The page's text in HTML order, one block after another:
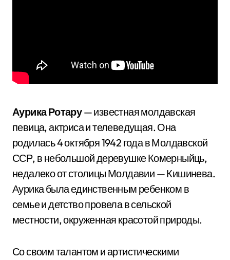
Аурика Ротару— известная молдавская
певица, актриса и телеведущая. Она
родилась 4 октября 1942 года в Молдавской
ССР, в небольшой деревушке Комерныйць,
недалеко от столицы Молдавии — Кишинева.
Аурика была единственным ребенком в
семье и детство провела в сельской
местности, окруженная красотой природы.
Со своим талантом и артистическими